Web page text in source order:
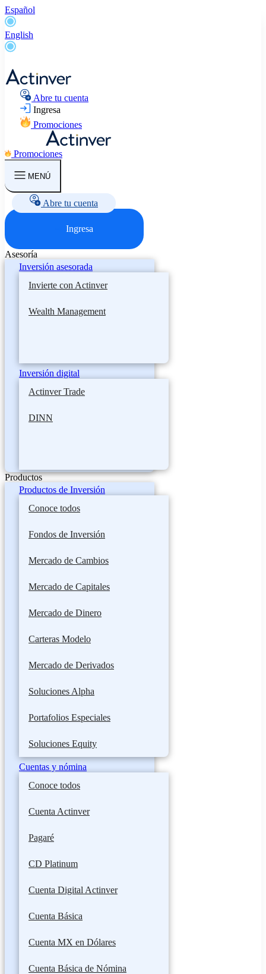
Español
English
Abre tu cuenta
Ingresa
Promociones
Promociones
MENÚ
Abre tu cuenta
Ingresa
Asesoría
Inversión asesorada
Invierte con Actinver
Wealth Management
Inversión digital
Actinver Trade
DINN
Productos
Productos de Inversión
Conoce todos
Fondos de Inversión
Mercado de Cambios
Mercado de Capitales
Mercado de Dinero
Carteras Modelo
Mercado de Derivados
Soluciones Alpha
Portafolios Especiales
Soluciones Equity
Cuentas y nómina
Conoce todos
Cuenta Actinver
Pagaré
CD Platinum
Cuenta Digital Actinver
Cuenta Básica
Cuenta MX en Dólares
Cuenta Básica de Nómina